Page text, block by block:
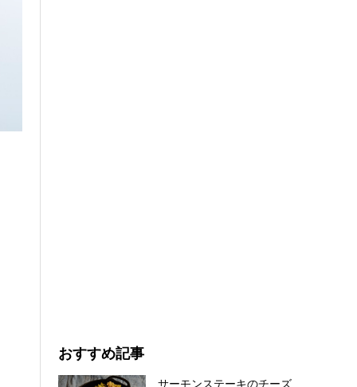
おすすめ記事
サーモンステーキのチーズ